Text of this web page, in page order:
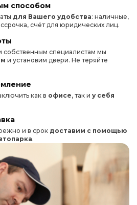
способом
для Вашего удобства: наличные,
счёт для юридических лиц.
собственным специалистам мы
и установим двери. Не теряйте
как в офисе, так и у себя
и в срок доставим с помощью
.